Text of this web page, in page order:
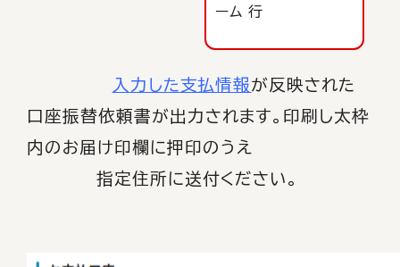
ーム 行
入力した支払情報が反映された
口座振替依頼書が出力されます。印刷し太枠
内のお届け印欄に押印のうえ
指定住所に送付ください。